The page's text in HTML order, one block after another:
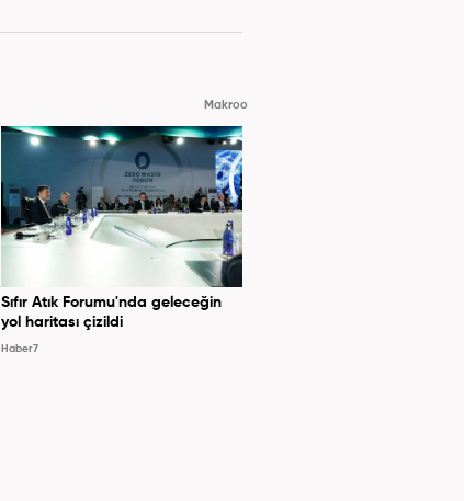
Makroo
Sıfır Atık Forumu'nda geleceğin
yol haritası çizildi
Haber7